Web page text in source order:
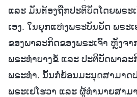
ແລະ ມັນຕ້ອງຖືກປະຕິບັດໂດຍພຣະ
ເອງ. ໃນຍຸກແຫ່ງພຣະບັນຍັດ ພຣະ
ຂອງພາລະກິດຂອງພຣະເຈົ້າ ຫຼັງຈ
ພຣະທຳບາງຂໍ້ ແລະ ປະຕິບັດພາລ
ພຣະທຳ. ນັ້ນກໍຍ້ອນມະນຸດສາມາດ
ພຣະເຢໂຮວາ ແລະ ຜູ້ທຳນາຍສາ